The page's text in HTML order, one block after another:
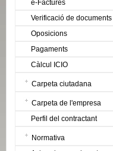
e-Factures
Verificació de documents
Oposicions
Pagaments
Càlcul ICIO
Carpeta ciutadana
Carpeta de l'empresa
Perfil del contractant
Normativa